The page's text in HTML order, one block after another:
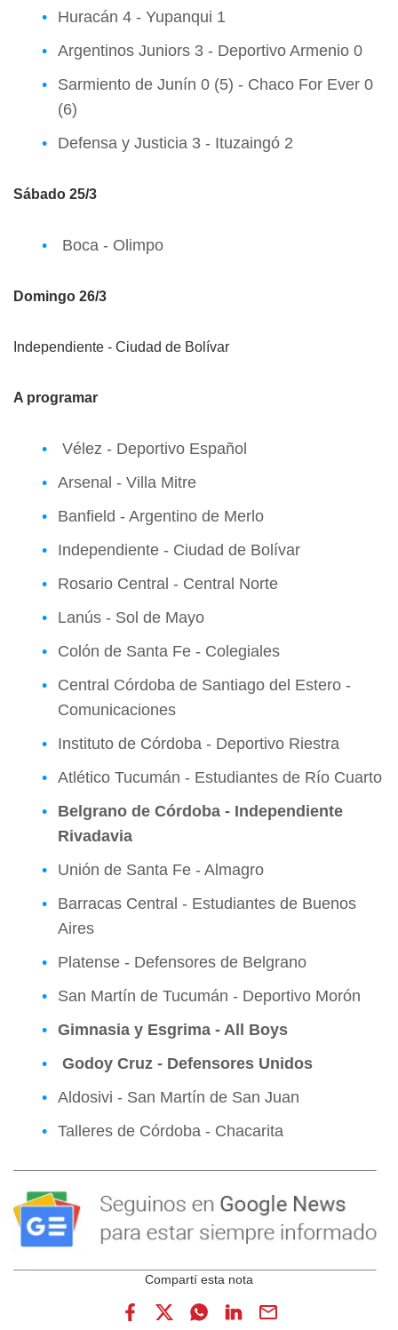
Huracán 4 - Yupanqui 1
Argentinos Juniors 3 - Deportivo Armenio 0
Sarmiento de Junín 0 (5) - Chaco For Ever 0
(6)
Defensa y Justicia 3 - Ituzaingó 2
Sábado 25/3
Boca - Olimpo
Domingo 26/3
Independiente - Ciudad de Bolívar
A programar
Vélez - Deportivo Español
Arsenal - Villa Mitre
Banfield - Argentino de Merlo
Independiente - Ciudad de Bolívar
Rosario Central - Central Norte
Lanús - Sol de Mayo
Colón de Santa Fe - Colegiales
Central Córdoba de Santiago del Estero -
Comunicaciones
Instituto de Córdoba - Deportivo Riestra
Atlético Tucumán - Estudiantes de Río Cuarto
Belgrano de Córdoba - Independiente
Rivadavia
Unión de Santa Fe - Almagro
Barracas Central - Estudiantes de Buenos
Aires
Platense - Defensores de Belgrano
San Martín de Tucumán - Deportivo Morón
Gimnasia y Esgrima - All Boys
Godoy Cruz - Defensores Unidos
Aldosivi - San Martín de San Juan
Talleres de Córdoba - Chacarita